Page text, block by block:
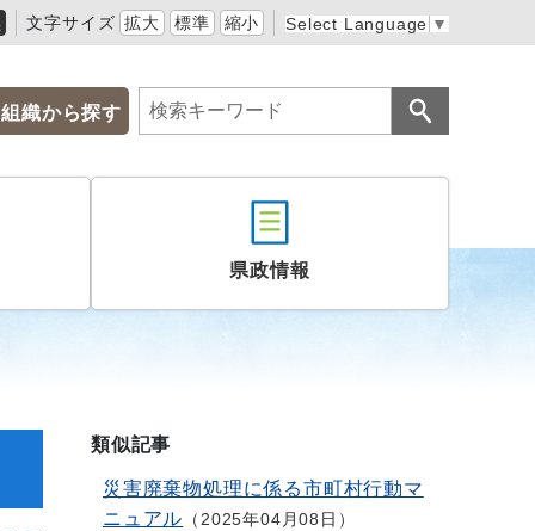
文字サイズ 拡大 標準 縮小 Select Language ▼
組織から探す
県政情報
類似記事
災害廃棄物処理に係る市町村行動マ
ニュアル
2025年04月08日